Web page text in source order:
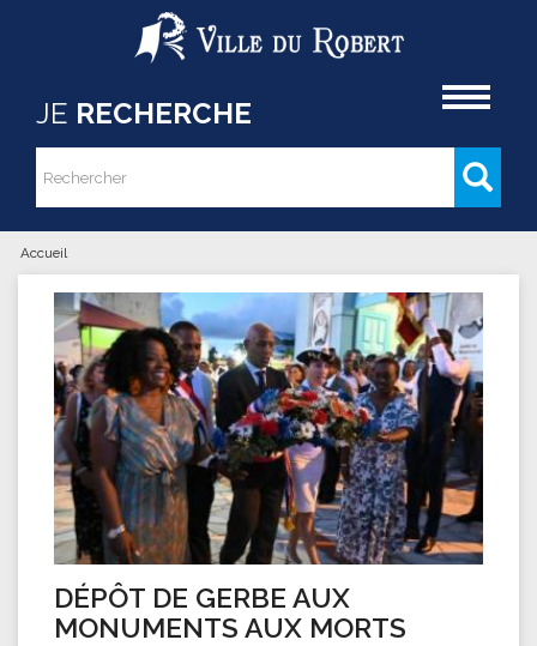
Aller au contenu principal
JE RECHERCHE
Formulaire de recherche
Rechercher
Vous êtes ici
Accueil
DÉPÔT DE GERBE AUX
MONUMENTS AUX MORTS